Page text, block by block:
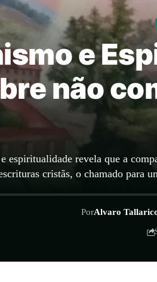
e
não
espiritualidade revela que a
cristãs, o chamado para
PorAlvaro